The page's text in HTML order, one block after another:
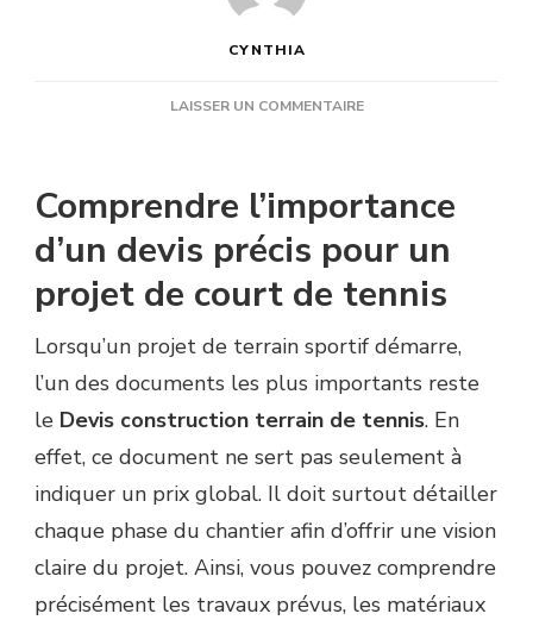
CYNTHIA
LAISSER UN COMMENTAIRESUR
UN
CONSTRUCTION
TERRAIN
DE
DÉTAILLE
CORRECTEMENT
LES
ÉTAPES
CHANTIER
?
Comprendre l’importance
d’un devis précis pour un
projet de court de tennis
Lorsqu’un projet de terrain sportif démarre,
l’un des documents les plus importants reste
le Devis construction terrain de tennis. En
effet, ce document ne sert pas seulement à
indiquer un prix global. Il doit surtout détailler
chaque phase du chantier afin d’offrir une vision
claire du projet. Ainsi, vous pouvez comprendre
précisément les travaux prévus, les matériaux